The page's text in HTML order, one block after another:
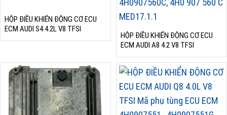
HỘP ĐIỀU KHIỂN ĐỘNG CƠ ECU
ECM AUDI S4 4.2L V8 TFSI
HỘP ĐIỀU KHIỂN ĐỘNG CƠ ECU
ECM AUDI A8 4.2 V8 TFSI